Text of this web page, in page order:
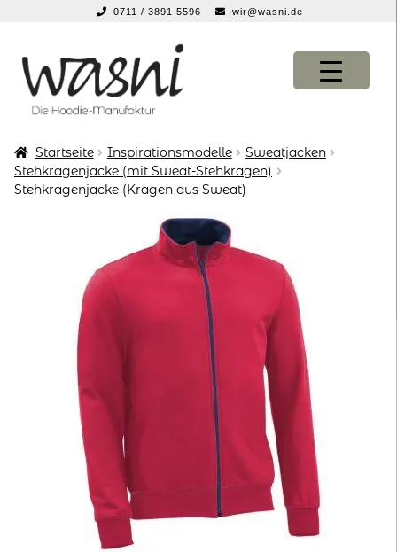
0711 / 3891 5596 wir@wasni.de
Navigation
springen
Inhalt
springen
KONFIGURATOR
KONFIGURATOR
Startseite Inspirationsmodelle
Sweatjacken
Stehkragenjacke (mit Sweat-Stehkragen)
Stehkragenjacke (Kragen aus Sweat)